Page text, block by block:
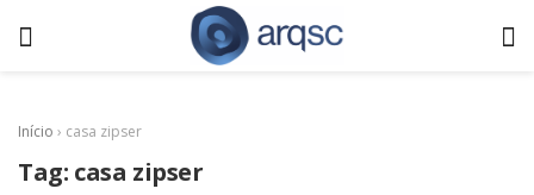
Início › casa zipser
Tag: casa zipser